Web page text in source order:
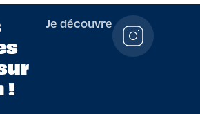
!
Je découvre